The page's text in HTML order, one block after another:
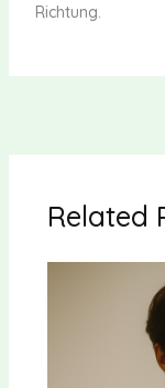
Richtung.
Related